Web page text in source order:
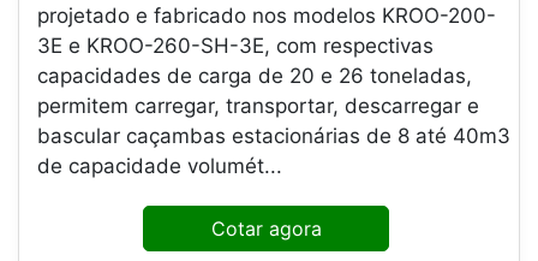
projetado e fabricado nos modelos KROO-200-
3E e KROO-260-SH-3E, com respectivas
capacidades de carga de 20 e 26 toneladas,
permitem carregar, transportar, descarregar e
bascular caçambas estacionárias de 8 até 40m3
de capacidade volumét...
Cotar agora